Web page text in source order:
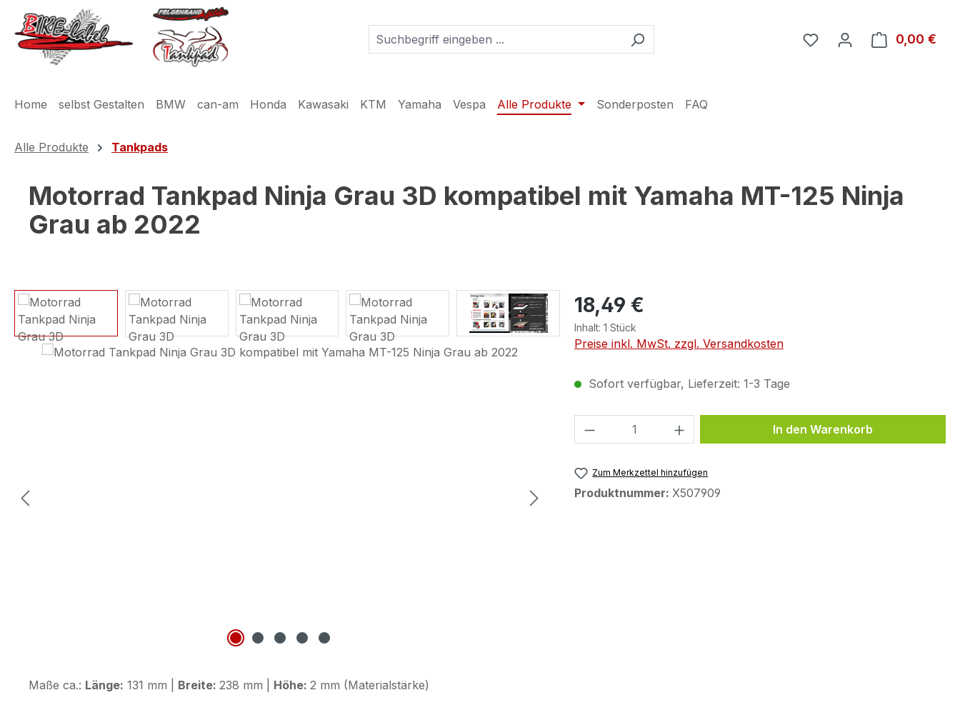
Hauptinhalt springen
Zur Suche springen
Zur Hauptnavigation springen
Du hast 0 Produkte auf
0,00 €
Home selbst Gestalten BMW can-am Honda Kawasaki KTM Yamaha Vespa Alle Produkte Sonderposten FAQ
Alle Produkte Tankpads
Motorrad Tankpad Ninja Grau 3D kompatibel mit Yamaha MT-125 Ninja
Grau ab 2022
Bildergalerie überspringen 18,49 €
Inhalt: 1 Stück
Preise inkl. MwSt. zzgl. Versandkosten
Sofort verfügbar, Lieferzeit: 1-3 Tage
Produkt Anzahl: Gib den gewünschten Wert
In den Warenkorb
Zum Merkzettel hinzufügen
Produktnummer: X507909
Maße ca.: Länge: 131 mm | Breite: 238 mm | Höhe: 2 mm (Materialstärke)